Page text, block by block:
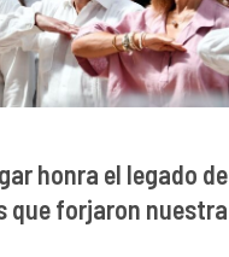
honra el legado de
que forjaron nuestra